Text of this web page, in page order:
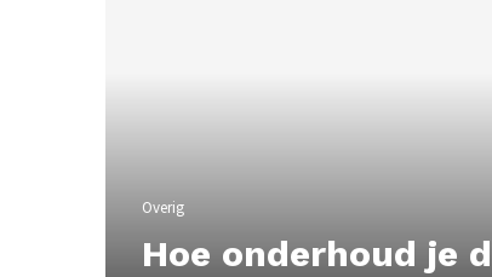
Overig
Hoe onderhoud je